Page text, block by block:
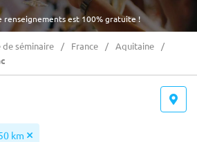
renseignements est 100% gratuite !
de séminaire France
Aquitaine
km